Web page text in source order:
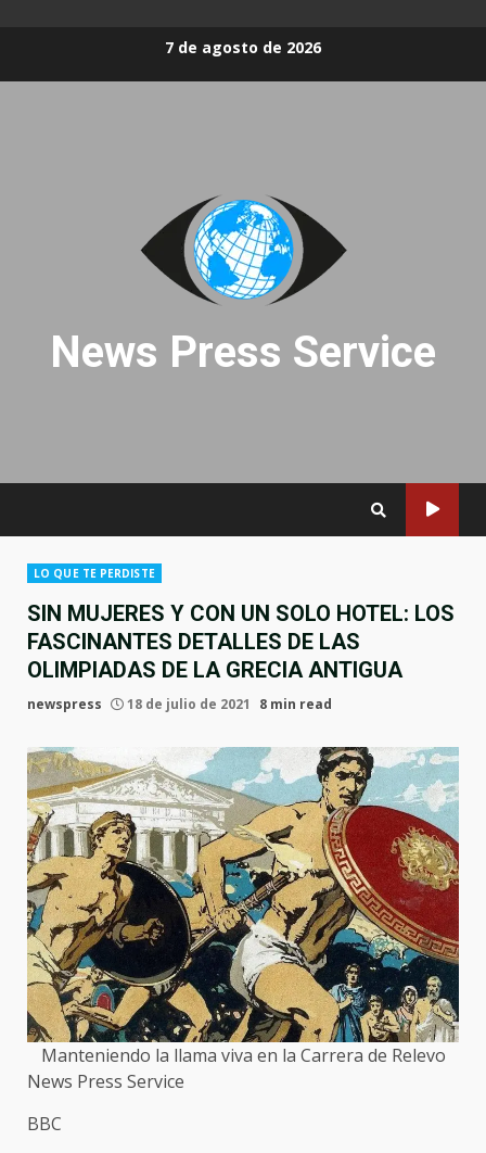
7 de agosto de 2026
News Press Service
LO QUE TE PERDISTE
SIN MUJERES Y CON UN SOLO HOTEL: LOS
FASCINANTES DETALLES DE LAS
OLIMPIADAS DE LA GRECIA ANTIGUA
newspress 18 de julio de 2021 8 min read
Manteniendo la llama viva en la Carrera de Relevo
News Press Service
BBC